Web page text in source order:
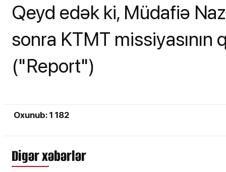
Qeyd edək ki, Müdafiə
sonra KTMT
("Report")
Oxunub: 1 182
Digər xəbərlər